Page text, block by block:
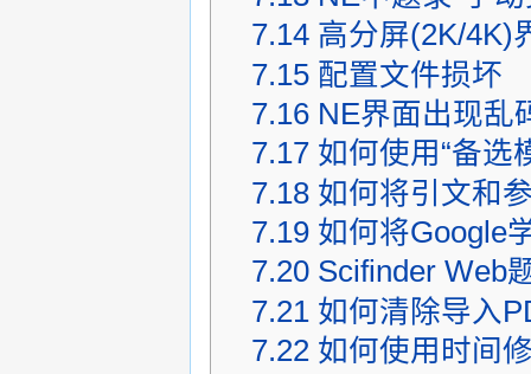
7.14 高分屏(2K/4K)
7.15 配置文件损坏
7.16 NE界面出现乱
7.17 如何使用“备选
7.18 如何将引文和
7.19 如何将Google
7.20 Scifinder Web
7.21 如何清除导入
7.22 如何使用时间